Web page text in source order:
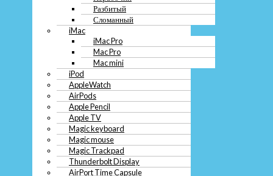
Разбитый
Сломанный
iMac
iMac Pro
Mac Pro
Mac mini
iPod
AppleWatch
AirPods
Apple Pencil
Apple TV
Magic keyboard
Magic mouse
Magic Trackpad
Thunderbolt Display
AirPort Time Capsule
AppleWatch
AirPods
Компьютер
Системный блок
Моноблок
Монитор
Неттоп
Проектор
Сервер